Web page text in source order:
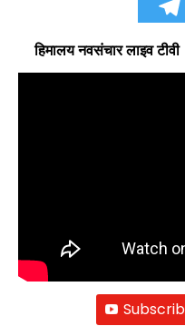
हिमालय नवसंचार लाइव टीवी